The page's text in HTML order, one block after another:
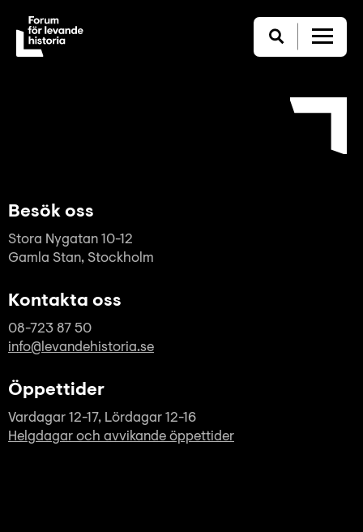
Besök oss
Stora Nygatan 10-12
Gamla Stan, Stockholm
Kontakta oss
08-723 87 50
info@levandehistoria.se
Öppettider
Vardagar 12-17, Lördagar 12-16
Helgdagar och avvikande öppettider